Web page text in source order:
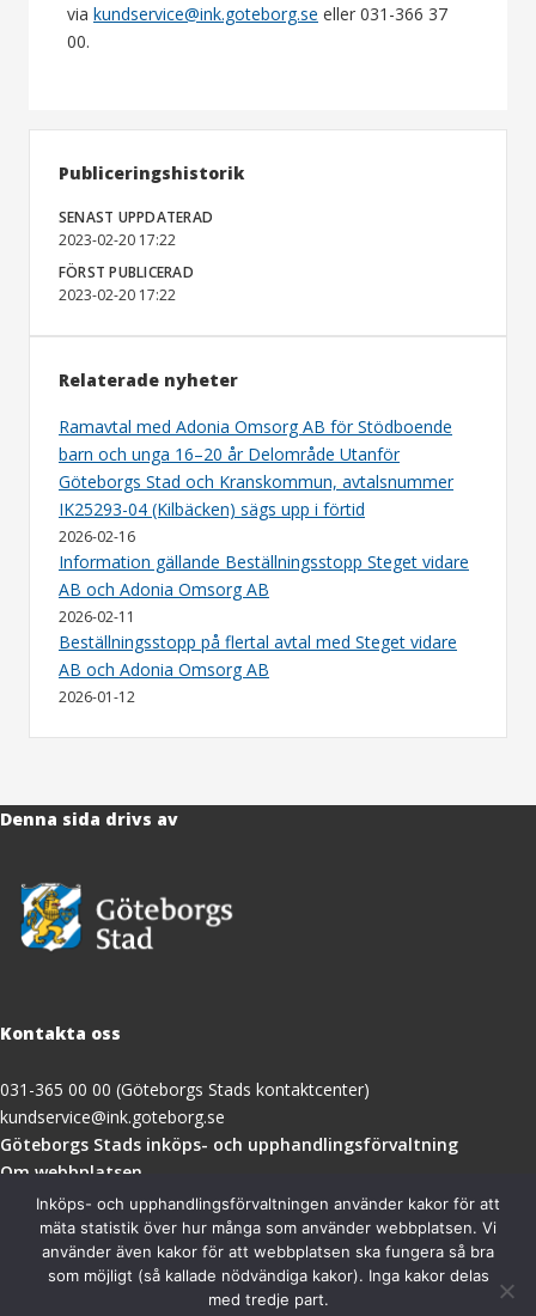
via kundservice@ink.goteborg.se eller 031-366 37
00.
Publiceringshistorik
SENAST UPPDATERAD
2023-02-20 17:22
FÖRST PUBLICERAD
2023-02-20 17:22
Relaterade nyheter
Ramavtal med Adonia Omsorg AB för Stödboende
barn och unga 16–20 år Delområde Utanför
Göteborgs Stad och Kranskommun, avtalsnummer
IK25293-04 (Kilbäcken) sägs upp i förtid
2026-02-16
Information gällande Beställningsstopp Steget vidare
AB och Adonia Omsorg AB
2026-02-11
Beställningsstopp på flertal avtal med Steget vidare
AB och Adonia Omsorg AB
2026-01-12
Denna sida drivs av
Kontakta oss
031-365 00 00 (Göteborgs Stads kontaktcenter)
kundservice@ink.goteborg.se
Göteborgs Stads inköps- och upphandlingsförvaltning(öppnas
nytt
fönster)
Om webbplatsen
Tillgänglighetsredogörelse
Besöksadress
Inköps- och upphandlingsförvaltningen använder kakor för att
mäta statistik över hur många som använder webbplatsen. Vi
använder även kakor för att webbplatsen ska fungera så bra
som möjligt (så kallade nödvändiga kakor). Inga kakor delas
med tredje part.